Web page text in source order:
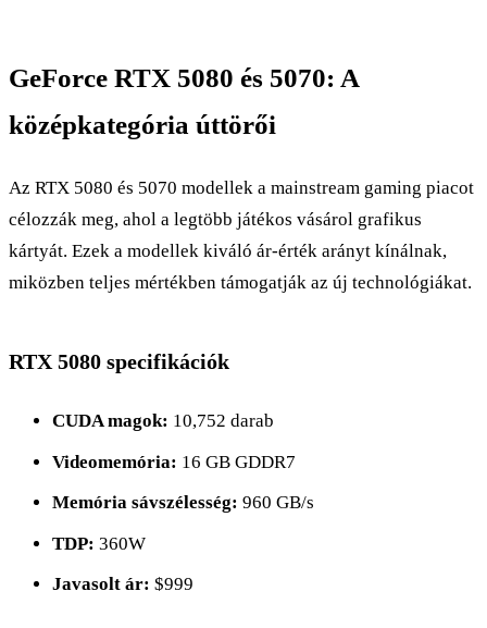
GeForce RTX 5080 és 5070: A
középkategória úttörői
Az RTX 5080 és 5070 modellek a mainstream gaming piacot
célozzák meg, ahol a legtöbb játékos vásárol grafikus
kártyát. Ezek a modellek kiváló ár-érték arányt kínálnak,
miközben teljes mértékben támogatják az új technológiákat.
RTX 5080 specifikációk
CUDA magok: 10,752 darab
Videomemória: 16 GB GDDR7
Memória sávszélesség: 960 GB/s
TDP: 360W
Javasolt ár: $999